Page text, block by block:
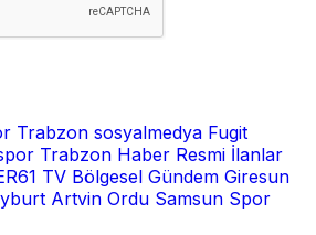
Trabzon sosyalmedya Fugit
Trabzon Haber Resmi İlanlar
TV Bölgesel Gündem Giresun
Artvin Ordu Samsun Spor